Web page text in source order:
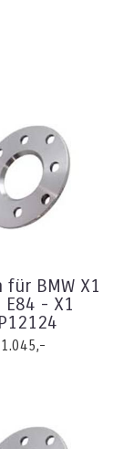
für BMW X1
E84 - X1
1.045,-